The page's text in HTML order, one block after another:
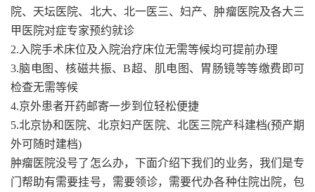
院、天坛医院、北大、北一医三、妇产、肿瘤医院及各大三
甲医院对症专家预约就诊
2.入院手术床位及入院治疗床位无需等候均可提前办理
3.脑电图、核磁共振、B超、肌电图、胃肠镜等等缴费即可
检查无需等候
4.京外患者开药邮寄一步到位轻松便捷
5.北京协和医院、北京妇产医院、北医三院产科建档(预产期
外可随时建档)
肿瘤医院没号了怎么办，下面介绍下我们的业务，我们是专
门帮助有需要挂号，需要领诊，需要代办各种住院出院，包